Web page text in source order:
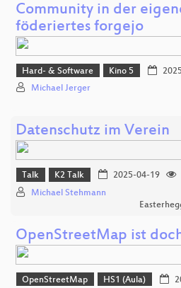
Community in der
föderiertes forgejo
Hard- & Software Kino 5
Michael Jerger
Datenschutz im Verein
Talk K2 Talk 2025-04-19
Michael Stehmann
OpenStreetMap ist
OpenStreetMap HS1 (Aula)